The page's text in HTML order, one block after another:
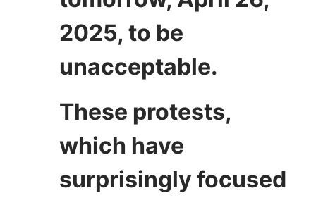
2025, to be
unacceptable.
These protests,
which have
surprisingly focused